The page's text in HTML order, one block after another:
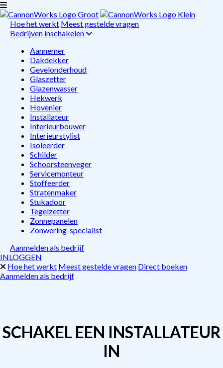
Hoe het werkt Meest gestelde vragen
Bedrijven inschakelen
Aannemer
Dakdekker
Gevelonderhoud
Glaszetter
Glazenwasser
Hekwerk
Hovenier
Installateur
Interieurbouwer
Interieurstylist
Isoleerder
Schilder
Schoorsteenveger
Servicemonteur
Stoffeerder
Stratenmaker
Stukadoor
Tegelzetter
Zonnepanelen
Zonwering-specialist
Aanmelden als bedrijf
INLOGGEN
Hoe het werkt Meest gestelde vragen Direct boeken
Aanmelden als bedrijf
SCHAKEL EEN INSTALLATEUR
IN